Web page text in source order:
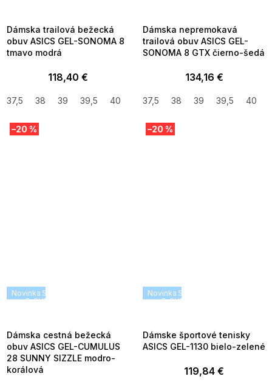
Dámska trailová bežecká
obuv ASICS GEL-SONOMA 8
tmavo modrá
118,40 €
37,5 38 39 39,5 40 40,5
Dámska nepremokavá
trailová obuv ASICS GEL-
SONOMA 8 GTX čierno-šedá
134,16 €
37,5 38 39 39,5 40
Novinka SUMMER SALE -35% ?
G_SUMMER35:35:EUR:P:f!2026-
–20 %
Dámska cestná bežecká
obuv ASICS GEL-CUMULUS
28 SUNNY SIZZLE modro-
korálová
Novinka SUMMER SALE -35% ?
–20 %
Dámske športové tenisky
ASICS GEL-1130 bielo-zelené
119,84 €